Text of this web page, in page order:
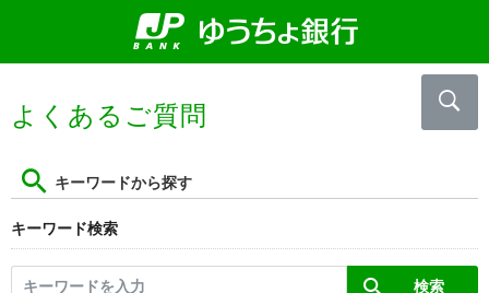
よくあるご質問
キーワードから探す
キーワード検索